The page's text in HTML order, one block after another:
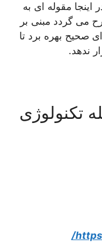
اینجا مقوله ای به
می گردد مبنی بر
صحیح بهره برد تا
ندهد.
تکنولوژی